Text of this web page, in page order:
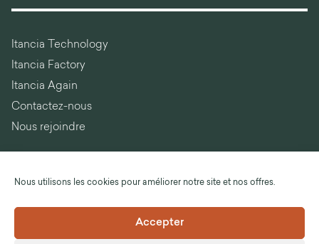
Nous utilisons les cookies pour améliorer notre site et nos offres.
Accepter
Itancia Technology
Itancia Factory
Itancia Again
Contactez-nous
Nous rejoindre
Langue :